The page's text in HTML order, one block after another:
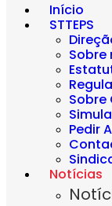
Início
STTEPS
Sobre
Sobre
Pedir
Notícias